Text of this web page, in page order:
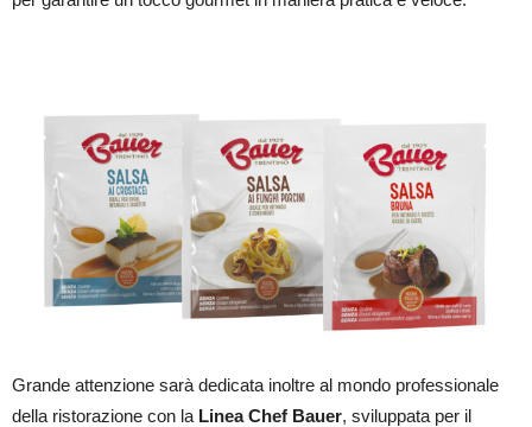
Grande attenzione sarà dedicata inoltre al mondo professionale
della ristorazione con la Linea Chef Bauer, sviluppata per il